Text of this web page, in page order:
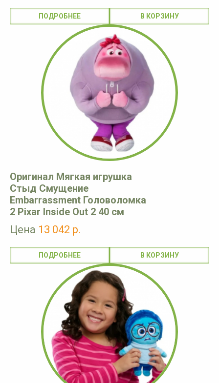
ПОДРОБНЕЕ
Оригинал Мягкая игрушка
Стыд Смущение
Embarrassment Головоломка
2 Pixar Inside Out 2 40 см
Цена 13 042 р.
ПОДРОБНЕЕ